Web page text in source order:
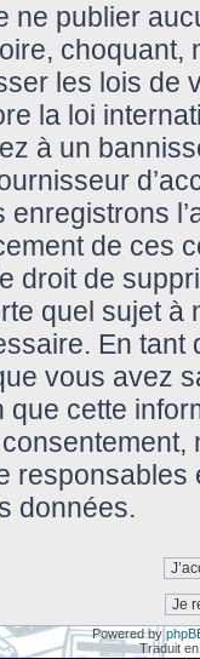
ne publier
choquant,
les lois de
la loi
à un
de ces
droit de
quel sujet à
En tant
vous avez
que cette
données.
Powered by
Traduit